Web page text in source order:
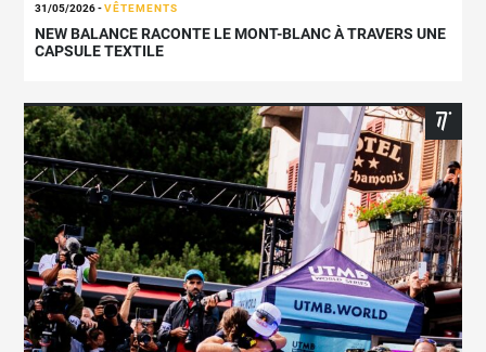
31/05/2026-VÊTEMENTS
NEW BALANCE RACONTE LE MONT-BLANC À TRAVERS UNE
CAPSULE TEXTILE